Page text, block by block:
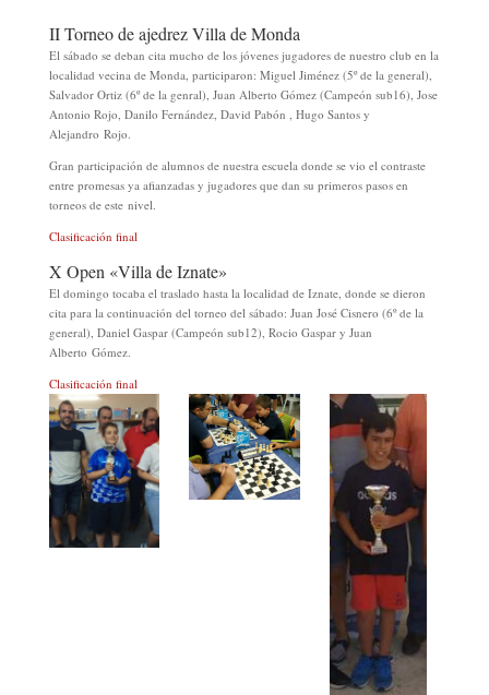
II Torneo de ajedrez Villa de Monda
El sábado se deban cita mucho de los jóvenes jugadores de nuestro club en la
localidad vecina de Monda, participaron: Miguel Jiménez (5º de la general),
Salvador Ortiz (6º de la genral), Juan Alberto Gómez (Campeón sub16), Jose
Antonio Rojo, Danilo Fernández, David Pabón , Hugo Santos y
Alejandro Rojo.
Gran participación de alumnos de nuestra escuela donde se vio el contraste
entre promesas ya afianzadas y jugadores que dan su primeros pasos en
torneos de este nivel.
Clasificación final
X Open «Villa de Iznate»
El domingo tocaba el traslado hasta la localidad de Iznate, donde se dieron
cita para la continuación del torneo del sábado: Juan José Cisnero (6º de la
general), Daniel Gaspar (Campeón sub12), Rocio Gaspar y Juan
Alberto Gómez.
Clasificación final